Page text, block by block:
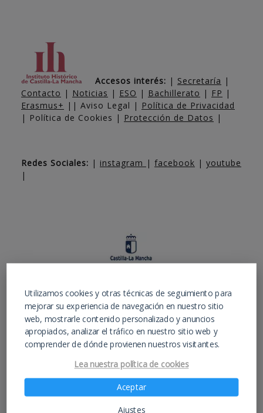
Accesos interés: | Secretaría |
Contacto | Noticias | ESO | Bachillerato | FP |
Erasmus+ || Aviso Legal | Política de Privacidad
| Política de Cookies | Protección de Datos |
Redes Sociales: | instagram | facebook | youtube
|
Utilizamos cookies y otras técnicas de seguimiento para
mejorar su experiencia de navegación en nuestro sitio
web, mostrarle contenido personalizado y anuncios
apropiados, analizar el tráfico en nuestro sitio web y
comprender de dónde provienen nuestros visitantes.
Lea nuestra política de cookies
Aceptar
Ajustes